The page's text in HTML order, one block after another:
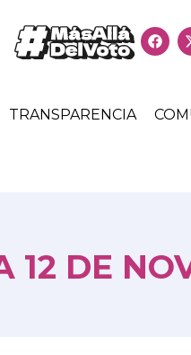
TRANSPARENCIA
12 DE